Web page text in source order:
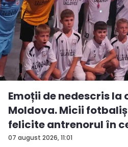
07 august 2026, 11:01
Emoții de nedescris la
Moldova. Micii
felicite antrenorul în
importan...